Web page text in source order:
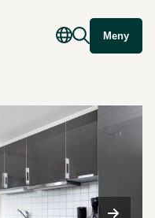
Meny